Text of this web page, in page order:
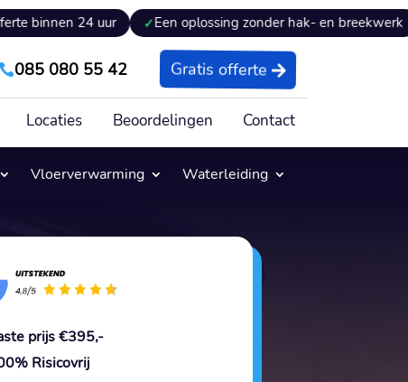
24 uur Een oplossing zonder hak- en breekwerk
085 080 55 42 Gratis offerte
Locaties Beoordelingen Contact
Vloerverwarming Waterleiding
prijs €395,-
Risicovrij